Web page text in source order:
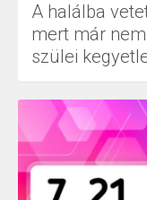
A halálba
mert már
szülei